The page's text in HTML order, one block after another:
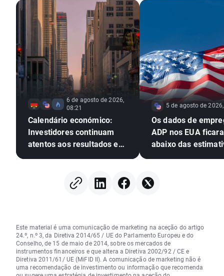
6 de agosto de 2026,
08:21
Calendário económico:
Investidores continuam
atentos aos resultados em
5 de agosto de
Os dados de
ADP nos EUA
abaixo das
Este material é uma comunicação de marketing na aceção do artigo
24.º, n.º 3, da Diretiva 2014/65 / UE do Parlamento Europeu e do
Conselho, de 15 de maio de 2014, sobre os mercados de
instrumentos financeiros e que altera a Diretiva 2002/92 / CE e
Diretiva 2011/61/ UE (MiFID II). A comunicação de marketing não é
uma recomendação de investimento ou informação que recomenda